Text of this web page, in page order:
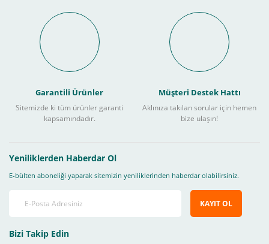
Garantili Ürünler
Sitemizde ki tüm ürünler garanti
kapsamındadır.
Müşteri Destek Hattı
Aklınıza takılan sorular için hemen
bize ulaşın!
Yeniliklerden Haberdar Ol
E-bülten aboneliği yaparak sitemizin yeniliklerinden haberdar olabilirsiniz.
KAYIT OL
Bizi Takip Edin